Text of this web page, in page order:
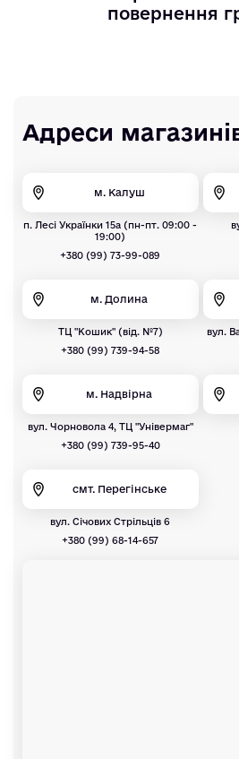
повернення
Адреси
м. Калуш
п. Лесі Українки 15а (пн-пт. 09:00 -
19:00)
+380 (99) 73-99-089
м. Долина
ТЦ "Кошик" (від. №7)
+380 (99) 739-94-58
вул.
м. Надвірна
вул. Чорновола 4, ТЦ "Універмаг"
+380 (99) 739-95-40
смт. Перегінське
вул. Січових Стрільців 6
+380 (99) 68-14-657